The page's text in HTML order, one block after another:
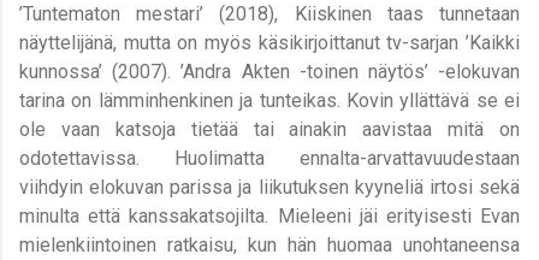
’Tuntematon mestari’ (2018), Kiiskinen taas tunnetaan
näyttelijänä, mutta on myös käsikirjoittanut tv-sarjan ’Kaikki
kunnossa’ (2007). ’Andra Akten -toinen näytös’ -elokuvan
tarina on lämminhenkinen ja tunteikas. Kovin yllättävä se ei
ole vaan katsoja tietää tai ainakin aavistaa mitä on
odotettavissa. Huolimatta ennalta-arvattavuudestaan
viihdyin elokuvan parissa ja liikutuksen kyyneliä irtosi sekä
minulta että kanssakatsojilta. Mieleeni jäi erityisesti Evan
mielenkiintoinen ratkaisu, kun hän huomaa unohtaneensa